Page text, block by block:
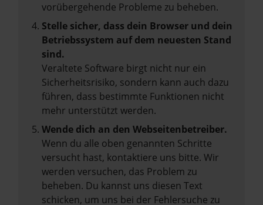
vorübergehende Probleme zu beheben.
Stelle sicher, dass dein Browser und dein
Betriebssystem auf dem neuesten Stand
sind.
Veraltete Software birgt nicht nur ein
Sicherheitsrisiko, sondern kann auch dazu
führen, dass bestimmte Funktionen nicht
mehr unterstützt werden.
Wende dich an den Webseitenbetreiber.
Wenn du alle oben genannten Schritte
versucht hast, kontaktiere uns bitte. Wir
werden versuchen, das Problem zu
beheben. Du kannst uns diesen Text
schicken, um uns bei der Fehlersuche zu